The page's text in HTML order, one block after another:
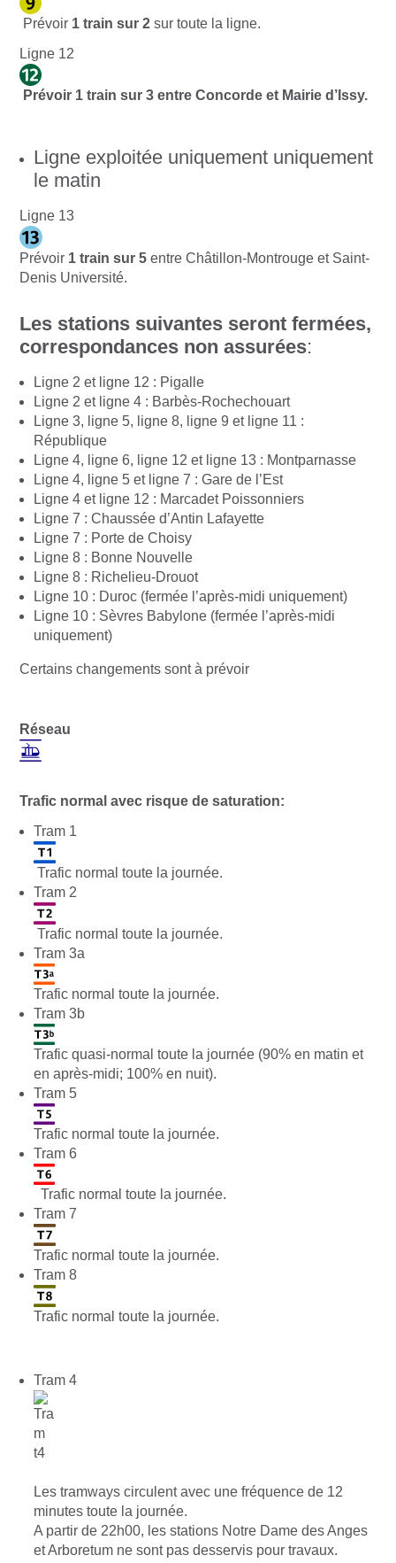
Prévoir 1 train sur 2 sur toute la ligne.
Ligne 12
Prévoir 1 train sur 3 entre Concorde et Mairie d’Issy.
Ligne exploitée uniquement uniquement
le matin
Ligne 13
Prévoir 1 train sur 5 entre Châtillon-Montrouge et Saint-
Denis Université.
Les stations suivantes seront fermées,
correspondances non assurées:
Ligne 2 et ligne 12 : Pigalle
Ligne 2 et ligne 4 : Barbès-Rochechouart
Ligne 3, ligne 5, ligne 8, ligne 9 et ligne 11 :
République
Ligne 4, ligne 6, ligne 12 et ligne 13 : Montparnasse
Ligne 4, ligne 5 et ligne 7 : Gare de l’Est
Ligne 4 et ligne 12 : Marcadet Poissonniers
Ligne 7 : Chaussée d’Antin Lafayette
Ligne 7 : Porte de Choisy
Ligne 8 : Bonne Nouvelle
Ligne 8 : Richelieu-Drouot
Ligne 10 : Duroc (fermée l’après-midi uniquement)
Ligne 10 : Sèvres Babylone (fermée l’après-midi
uniquement)
Certains changements sont à prévoir
Réseau
Trafic normal avec risque de saturation:
Tram 1
Trafic normal toute la journée.
Tram 2
Trafic normal toute la journée.
Tram 3a
Trafic normal toute la journée.
Tram 3b
Trafic quasi-normal toute la journée (90% en matin et
en après-midi; 100% en nuit).
Tram 5
Trafic normal toute la journée.
Tram 6
Trafic normal toute la journée.
Tram 7
Trafic normal toute la journée.
Tram 8
Trafic normal toute la journée.
Tram 4
Les tramways circulent avec une fréquence de 12
minutes toute la journée.
A partir de 22h00, les stations Notre Dame des Anges
et Arboretum ne sont pas desservis pour travaux.